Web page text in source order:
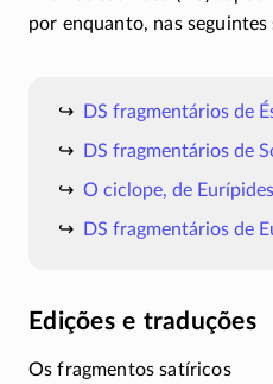
por enquanto, nas
DS fragmentários de
DS fragmentários de
O ciclope, de Eurípides
DS fragmentários de
Edições e traduções
Os fragmentos satíricos